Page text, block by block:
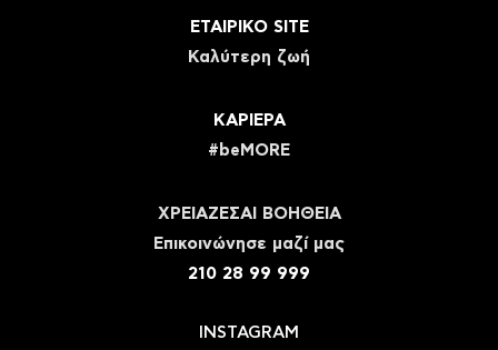
ΕΤΑΙΡΙΚΟ SITE
Καλύτερη ζωή
ΚΑΡΙΕΡΑ
#beMORE
ΧΡΕΙΑΖΕΣΑΙ ΒΟΗΘΕΙΑ
Eπικοινώνησε μαζί μας
210 28 99 999
INSTAGRAM